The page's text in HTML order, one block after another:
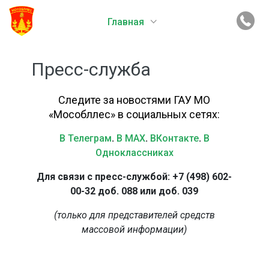
Главная
Пресс-служба
Следите за новостями ГАУ МО
«Мособллес» в социальных сетях:
В Телеграм. В MAX. ВКонтакте. В
Одноклассниках
Для связи с пресс-службой: +7 (498) 602-
00-32 доб. 088 или доб. 039
(только для представителей средств
массовой информации)